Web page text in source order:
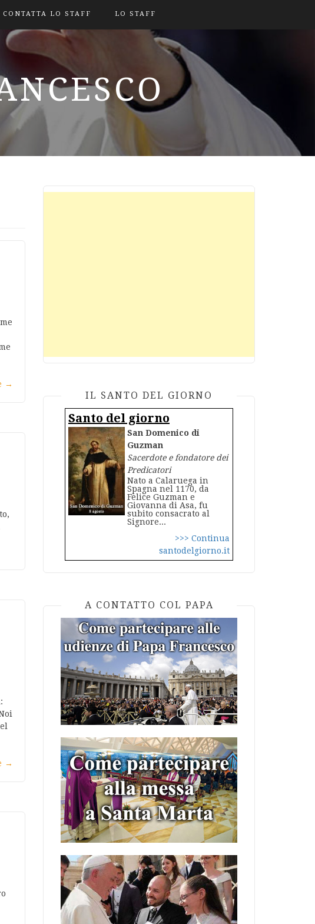
CONTATTA LO STAFF LO STAFF
→
→
IL SANTO DEL GIORNO
Santo del giorno
San Domenico di
Guzman
Sacerdote e fondatore dei
Predicatori
Nato a Calaruega in
Spagna nel 1170, da
Felice Guzman e
Giovanna di Asa, fu
subito consacrato al
Signore...
>>> Continua
santodelgiorno.it
A CONTATTO COL PAPA